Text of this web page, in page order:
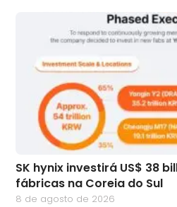
SK hynix investirá US$ 38
fábricas na Coreia do Sul
8 de agosto de 2026